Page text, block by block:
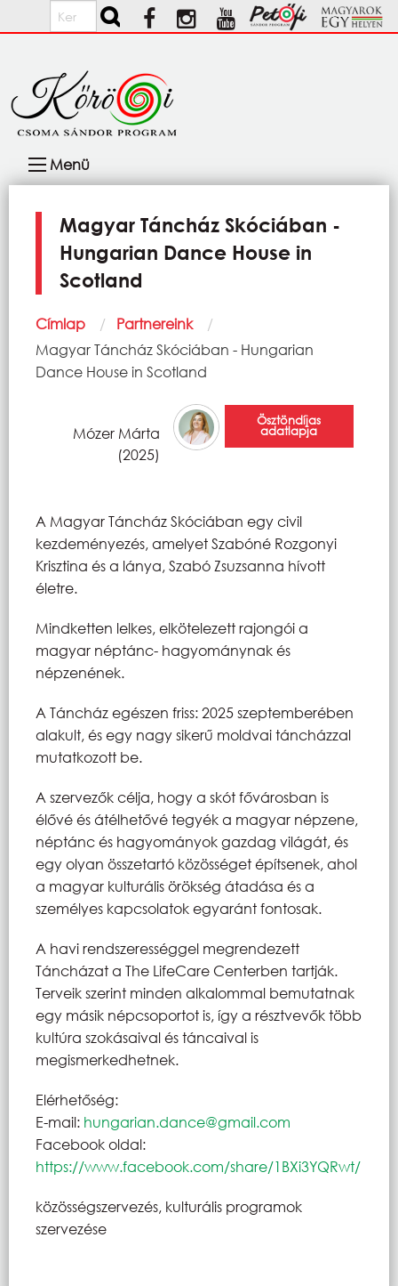
Ugrás a tartalomra
Keresés
navigáció
Menü
Magyar Táncház Skóciában -
Hungarian Dance House in
Scotland
Morzsa
Címlap
Partnereink
Current:
Magyar Táncház Skóciában - Hungarian
Dance House in Scotland
Mózer Márta
(2025)
Ösztöndíjas
adatlapja
A Magyar Táncház Skóciában egy civil
kezdeményezés, amelyet Szabóné Rozgonyi
Krisztina és a lánya, Szabó Zsuzsanna hívott
életre.
Mindketten lelkes, elkötelezett rajongói a
magyar néptánc- hagyománynak és
népzenének.
A Táncház egészen friss: 2025 szeptemberében
alakult, és egy nagy sikerű moldvai táncházzal
mutatkozott be.
A szervezők célja, hogy a skót fővárosban is
élővé és átélhetővé tegyék a magyar népzene,
néptánc és hagyományok gazdag világát, és
egy olyan összetartó közösséget építsenek, ahol
a magyar kulturális örökség átadása és a
személyes kapcsolatok egyaránt fontosak.
A havi rendszerességgel megrendezett
Táncházat a The LifeCare Centerben tartják.
Terveik szerint minden alkalommal bemutatnak
egy másik népcsoportot is, így a résztvevők több
kultúra szokásaival és táncaival is
megismerkedhetnek.
Elérhetőség:
E-mail: hungarian.dance@gmail.com
Facebook oldal:
https://www.facebook.com/share/1BXi3YQRwt/
közösségszervezés, kulturális programok
szervezése